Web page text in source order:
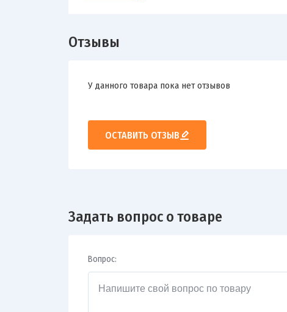
Отзывы
У данного товара пока нет отзывов
ОСТАВИТЬ ОТЗЫВ
Задать вопрос о товаре
Вопрос: